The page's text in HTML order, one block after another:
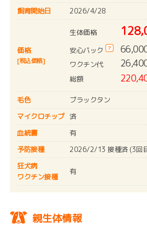
飼育開始日
2026/4/28
価格
[税込価格]
生体価格
安心パック
?
ワクチン代
総額
毛色
ブラックタン
マイクロチップ 済
血統書
有
予防接種
2026/2/13 接種済 (3回
狂犬病
ワクチン接種
有
親生体情報